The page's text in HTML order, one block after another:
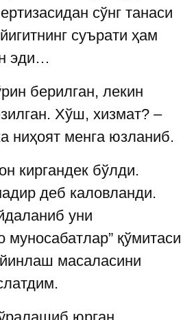
сўнг танаси
суърати ҳам
эди…
берилган, лекин
Хўш, хизмат? –
ниҳоят менга юзланиб.
киргандек бўлди.
деб каловланди.
уни
муносабатлар” қўмитаси
масаласини